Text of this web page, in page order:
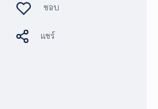
AgentTool
ชอบ
แชร์